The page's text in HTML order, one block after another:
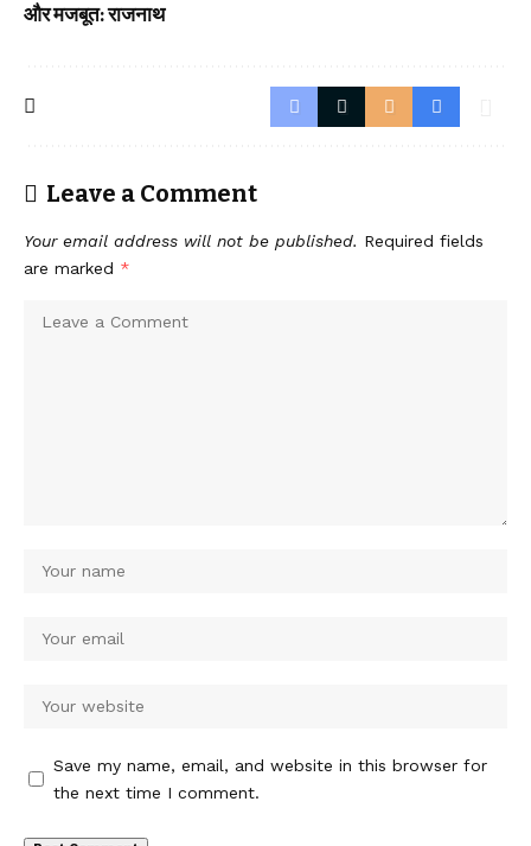
और मजबूत: राजनाथ
Leave a Comment
Your email address will not be published. Required fields
are marked *
Save my name, email, and website in this browser for
the next time I comment.